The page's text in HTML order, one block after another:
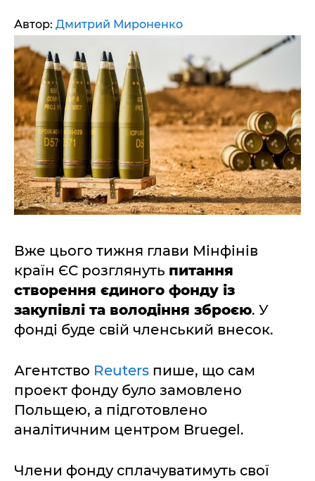
Автор: Дмитрий Мироненко
Вже цього тижня глави Мінфінів
країн ЄС розглянуть питання
створення єдиного фонду із
закупівлі та володіння зброєю. У
фонді буде свій членський внесок.
Агентство Reuters пише, що сам
проект фонду було замовлено
Польщею, а підготовлено
аналітичним центром Bruegel.
Члени фонду сплачуватимуть свої